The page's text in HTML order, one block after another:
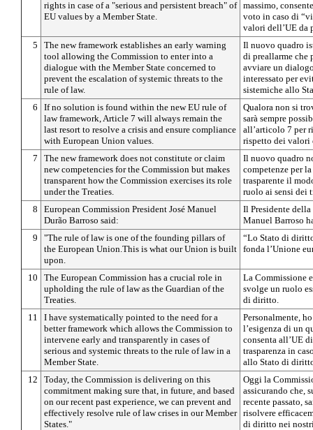
rights in case of a "serious and persistent breach" of
EU values by a Member State.
massimo,
voto in caso di
valori dell’UE da
5
The new framework establishes an early warning
tool allowing the Commission to enter into a
dialogue with the Member State concerned to
prevent the escalation of systemic threats to the
rule of law.
Il nuovo quadro
di preallarme che
avviare un
interessato per
sistemiche allo
6
If no solution is found within the new EU rule of
law framework, Article 7 will always remain the
last resort to resolve a crisis and ensure compliance
with European Union values.
Qualora non si
sarà sempre
all’articolo 7 per
rispetto dei valori
7
The new framework does not constitute or claim
new competencies for the Commission but makes
transparent how the Commission exercises its role
under the Treaties.
Il nuovo quadro
competenze per
trasparente il
ruolo ai sensi dei
8
European Commission President José Manuel
Durão Barroso said:
Il Presidente della
Manuel Barroso
9
"The rule of law is one of the founding pillars of
the European Union.This is what our Union is built
upon.
“Lo Stato di
fonda l’Unione
10
The European Commission has a crucial role in
upholding the rule of law as the Guardian of the
Treaties.
La Commissione
svolge un ruolo
di diritto.
11
I have systematically pointed to the need for a
better framework which allows the Commission to
intervene early and transparently in cases of
serious and systemic threats to the rule of law in a
Member State.
Personalmente,
l’esigenza di un
consenta all’UE
trasparenza in
allo Stato di
12
Today, the Commission is delivering on this
commitment making sure that, in future, and based
on our recent past experience, we can prevent and
effectively resolve rule of law crises in our Member
States."
Oggi la
assicurando che,
recente passato,
risolvere
di diritto nei